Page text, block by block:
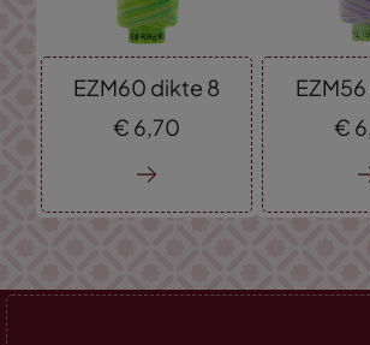
EZM60 dikte 8
€ 6, 70
€ 6,